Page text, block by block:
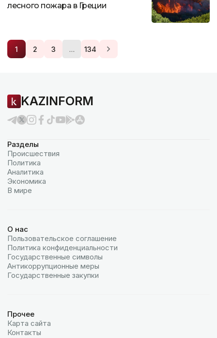
лесного пожара в Греции
1 2 3 … 134
KAZINFORM
Разделы
Происшествия
Политика
Аналитика
Экономика
В мире
О нас
Пользовательское соглашение
Политика конфиденциальности
Государственные символы
Антикоррупционные меры
Государственные закупки
Прочее
Карта сайта
Контакты